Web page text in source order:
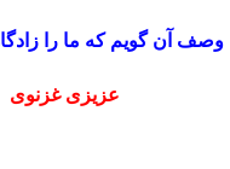
وصف آن گویم که ما را
عزیزی غزنوی